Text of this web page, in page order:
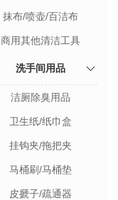
抹布/喷壶/百洁布
商用其他清洁工具
洗手间用品
洁厕除臭用品
卫生纸/纸巾盒
挂钩夹/拖把夹
马桶刷/马桶垫
皮搋子/疏通器